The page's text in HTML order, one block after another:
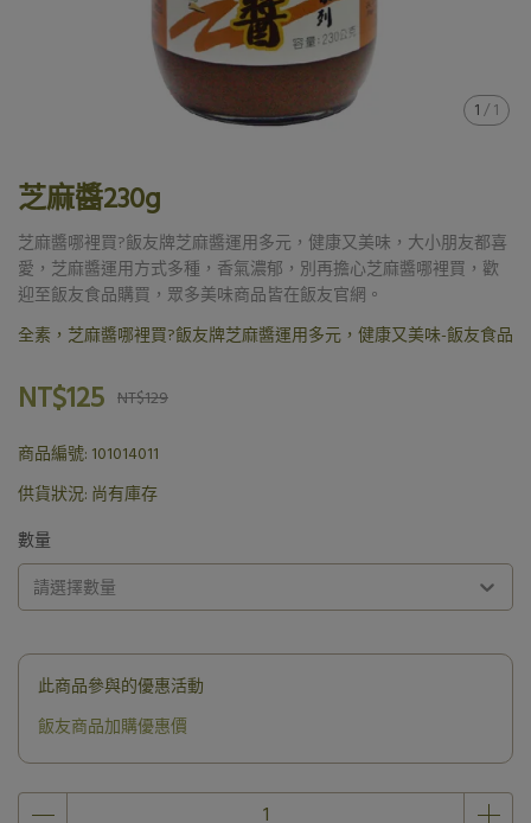
1 / 1
芝麻醬230g
芝麻醬哪裡買?飯友牌芝麻醬運用多元，健康又美味，大小朋友都喜
愛，芝麻醬運用方式多種，香氣濃郁，別再擔心芝麻醬哪裡買，歡
迎至飯友食品購買，眾多美味商品皆在飯友官網。
全素，芝麻醬哪裡買?飯友牌芝麻醬運用多元，健康又美味-飯友食品
NT$125 NT$129
商品編號: 101014011
供貨狀況: 尚有庫存
數量
請選擇數量
此商品參與的優惠活動
飯友商品加購優惠價